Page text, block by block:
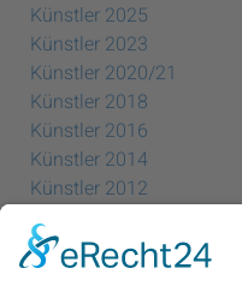
Künstler 2025
Künstler 2023
Künstler 2020/21
Künstler 2018
Künstler 2016
Künstler 2014
Künstler 2012
Künstler 2010
Künstler 2008
Künstler 2006